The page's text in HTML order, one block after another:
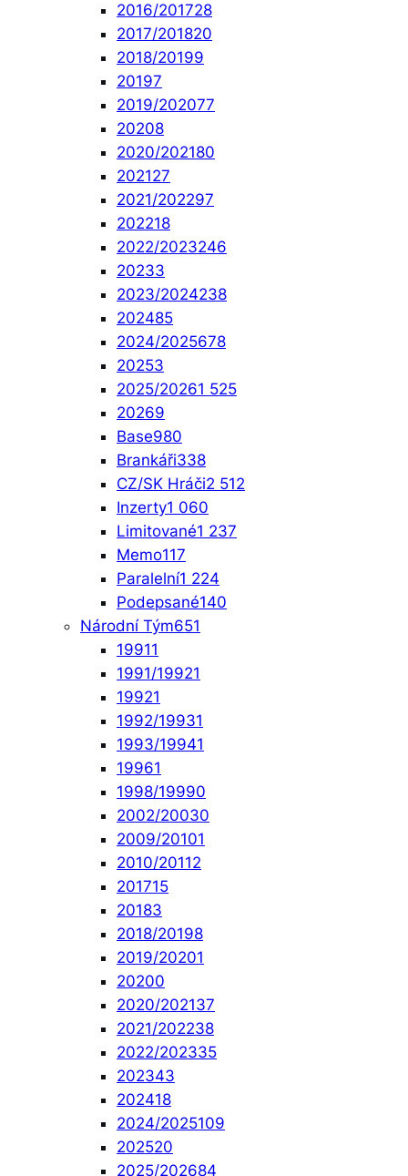
2016/201728
2017/201820
2018/20199
20197
2019/202077
20208
2020/202180
202127
2021/202297
202218
2022/2023246
20233
2023/2024238
202485
2024/2025678
20253
2025/20261 525
20269
Base980
Brankáři338
CZ/SK Hráči2 512
Inzerty1 060
Limitované1 237
Memo117
Paralelní1 224
Podepsané140
Národní Tým651
19911
1991/19921
19921
1992/19931
1993/19941
19961
1998/19990
2002/20030
2009/20101
2010/20112
201715
20183
2018/20198
2019/20201
20200
2020/202137
2021/202238
2022/202335
202343
202418
2024/2025109
202520
2025/202684